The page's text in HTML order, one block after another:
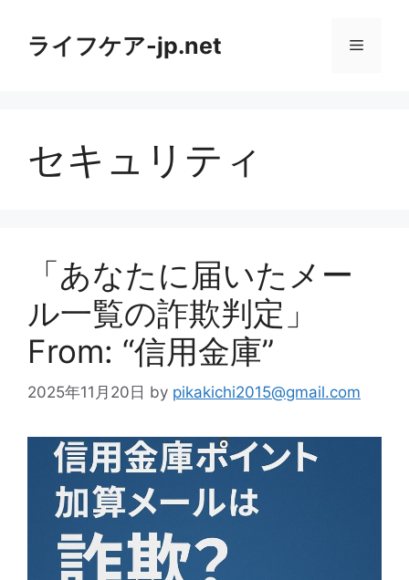
ライフケア-jp.net メ
セキュリティ
「あなたに届いたメー
ル一覧の詐欺判定」
From: “信用金庫”
2025年11月20日 by pikakichi2015@gmail.com